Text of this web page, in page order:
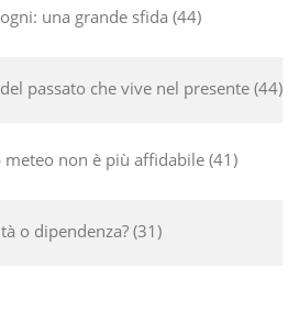
una grande sfida 44
passato che vive nel presente 44
meteo non è più affidabile 41
o dipendenza? 31